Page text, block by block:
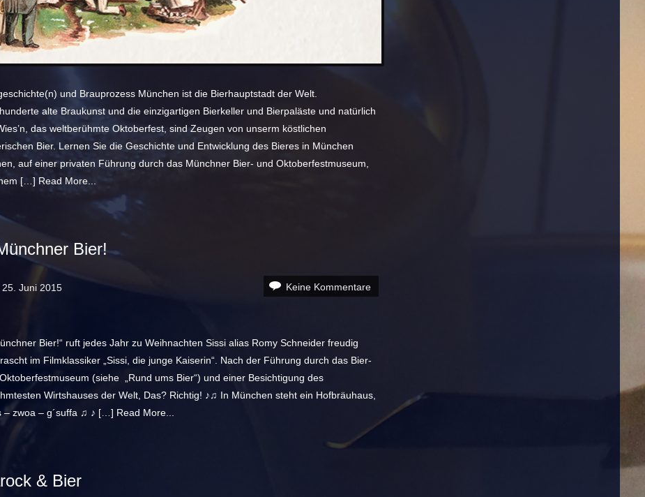
und Brauprozess München ist die Bierhauptstadt der Welt.
alte Braukunst und die einzigartigen Bierkeller und Bierpaläste und natürlich
das weltberühmte Oktoberfest, sind Zeugen von unserm köstlichen
Bier. Lernen Sie die Geschichte und Entwicklung des Bieres in München
auf einer privaten Führung durch das Münchner Bier- und Oktoberfestmuseum,
[…] Read More...
Bier!
25. Juni 2015 Keine Kommentare
Bier!“ ruft jedes Jahr zu Weihnachten Sissi alias Romy Schneider freudig
im Filmklassiker „Sissi, die junge Kaiserin“. Nach der Führung durch das Bier-
(siehe „Rund ums Bier“) und einer Besichtigung des
Wirtshauses der Welt, Das? Richtig! ♪♫ In München steht ein Hofbräuhaus,
– zwoa – g´suffa ♫ ♪ […] Read More...
& Bier